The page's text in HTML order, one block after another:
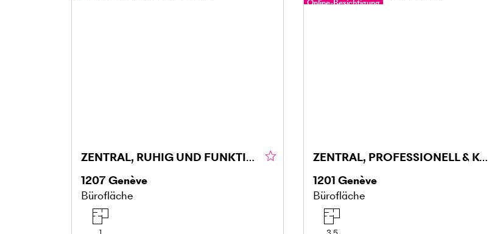
ZENTRAL, RUHIG UND FUNKTIONAL
1207Genève
Bürofläche
Online-Besichtigung
ZENTRAL, PROFESSIONELL & KOMFORTABEL
1201 Genève
Bürofläche